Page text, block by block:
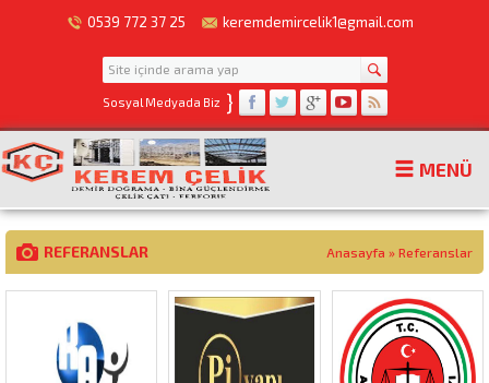
0539 772 37 25 keremdemircelik1@gmail.com
Sosyal Medyada Biz }
MENÜ
REFERANSLAR Anasayfa » Referanslar